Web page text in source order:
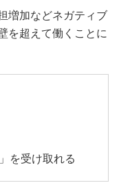
増加などネガティブ
を超えて働くことに
を受け取れる